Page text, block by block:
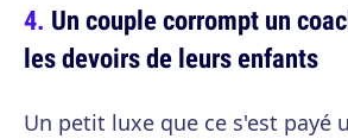
Un couple corrompt un
les devoirs de leurs enfants
Un petit luxe que ce s'est payé